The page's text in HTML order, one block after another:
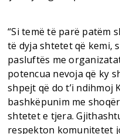
“Si temë të parë patëm
të dyja shtetet që kemi,
pasluftës me
potencua nevoja që ky
shpejt që do t’i ndihmoj
bashkëpunim me
shtetet e tjera.
respekton komunitetet